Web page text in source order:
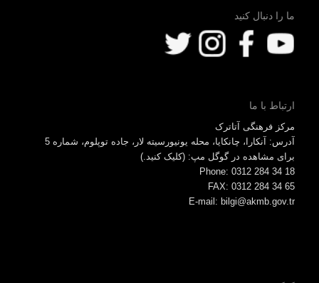
ما را دنبال کنید
ارتباط با ما
مرکز فرهنگی آتاترک
آدرس: آنکارا، چانکایا، محله یونیورسیته لار، جاده توپلوم، شماره 5
برای مشاهده در گوگل مپ: (کلیک کنید.)
Phone: 0312 284 34 18
FAX: 0312 284 34 65
E-mail: bilgi@akmb.gov.tr